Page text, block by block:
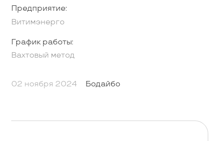
Предприятие:
Витимэнерго
График работы:
Вахтовый метод
02 ноября 2024 Бодайбо